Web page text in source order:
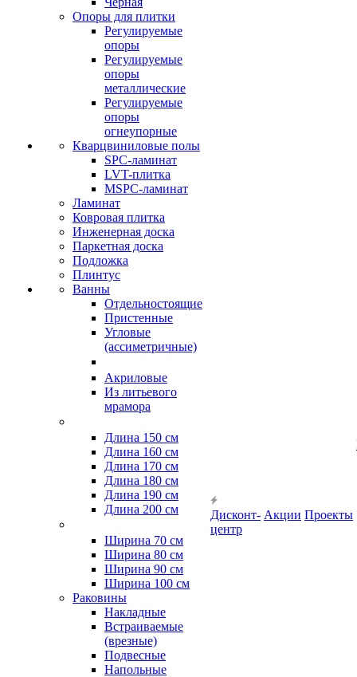
Опоры для плитки
Регулируемые
опоры
Регулируемые
опоры
металлические
Регулируемые
опоры
огнеупорные
Кварцвиниловые полы
SPC-ламинат
LVT-плитка
MSPC-ламинат
Ламинат
Ковровая плитка
Инженерная доска
Паркетная доска
Подложка
Плинтус
Ванны
Отдельностоящие
Пристенные
Угловые
(ассиметричные)
Акриловые
Из литьевого
мрамора
Длина 150 см
Длина 160 см
Длина 170 см
Длина 180 см
Длина 190 см
Длина 200 см
Ширина 70 см
Ширина 80 см
Ширина 90 см
Ширина 100 см
Раковины
Накладные
Встраиваемые
(врезные)
Подвесные
Напольные
Дисконт-
центр
Акции Проекты